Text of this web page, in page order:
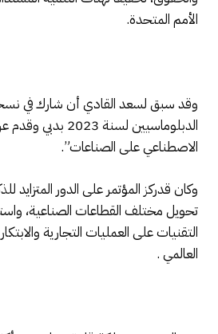
الأمم المتحدة.
وقد سبق لسعد القادي أن شارك في
الدبلوماسيين لسنة
الاصطناعي على الصناعات”.
وكان قدركز المؤتمر على الدور المتزايد
تحويل مختلف القطاعات الصناعية،
التقنيات على العمليات التجارية
العالمي .